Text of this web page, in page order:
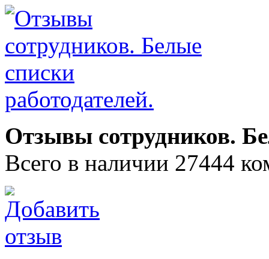
Отзывы сотрудников.
Всего в наличии 27444